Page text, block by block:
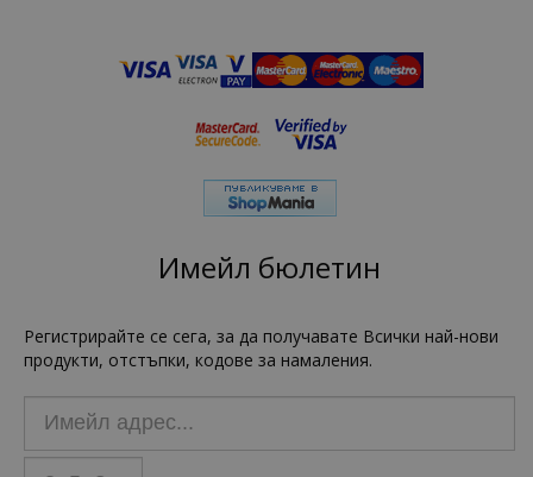
Имейл бюлетин
Регистрирайте се сега, за да получавате Всички най-нови
продукти, отстъпки, кодове за намаления.